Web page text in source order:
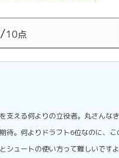
/10点
支える何よりの立役者。丸さんな
待。何よりドラフト6位なのに、
シュートの使い方って難しいです